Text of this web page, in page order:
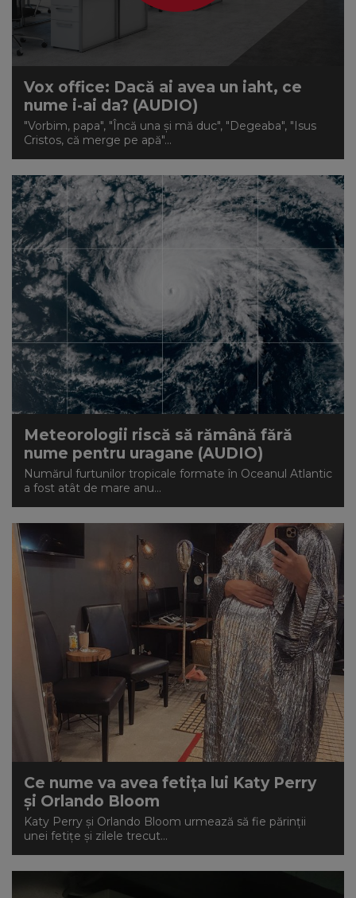
Vox office: Dacă ai avea un iaht, ce
nume i-ai da? (AUDIO)
"Vorbim, papa", "Încă una și mă duc", "Degeaba", "Isus
Cristos, că merge pe apă"...
Meteorologii riscă să rămână fără
nume pentru uragane (AUDIO)
Numărul furtunilor tropicale formate în Oceanul Atlantic
a fost atât de mare anu...
Ce nume va avea fetița lui Katy Perry
și Orlando Bloom
Katy Perry și Orlando Bloom urmează să fie părinții
unei fetițe și zilele trecut...